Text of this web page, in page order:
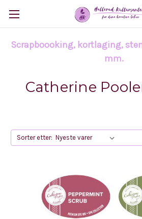
Scrapboooking, kortlaging,
mm.
Catherine
Sorter etter: